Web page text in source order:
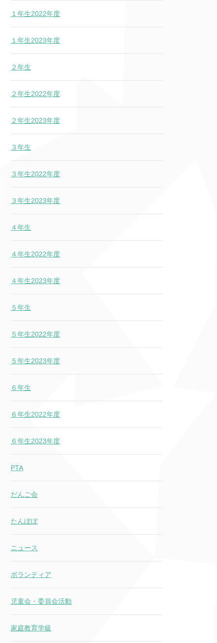
１年生2022年度
１年生2023年度
２年生
２年生2022年度
２年生2023年度
３年生
３年生2022年度
３年生2023年度
４年生
４年生2022年度
４年生2023年度
５年生
５年生2022年度
５年生2023年度
６年生
６年生2022年度
６年生2023年度
PTA
だんご会
たんぽぽ
ニュース
ボランティア
児童会・委員会活動
家庭教育学級